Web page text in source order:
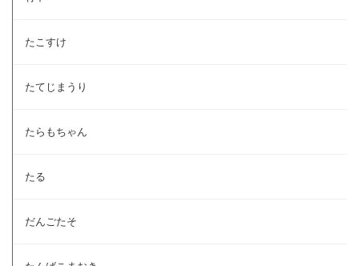
たこすけ
たてじまうり
たらもちゃん
たる
だんごたそ